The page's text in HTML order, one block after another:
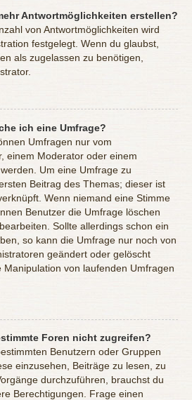
Antwortmöglichkeiten erstellen?
von Antwortmöglichkeiten wird
festgelegt. Wenn du glaubst,
als zugelassen zu benötigen,
ich eine Umfrage?
Umfragen nur vom
einem Moderator oder einem
Um eine Umfrage zu
Beitrag des Themas; dieser ist
Wenn niemand eine Stimme
Benutzer die Umfrage löschen
Sollte allerdings schon ein
so kann die Umfrage nur noch von
geändert oder gelöscht
von laufenden Umfragen
Foren nicht zugreifen?
Benutzern oder Gruppen
einzusehen, Beiträge zu lesen, zu
durchzuführen, brauchst du
Berechtigungen. Frage einen